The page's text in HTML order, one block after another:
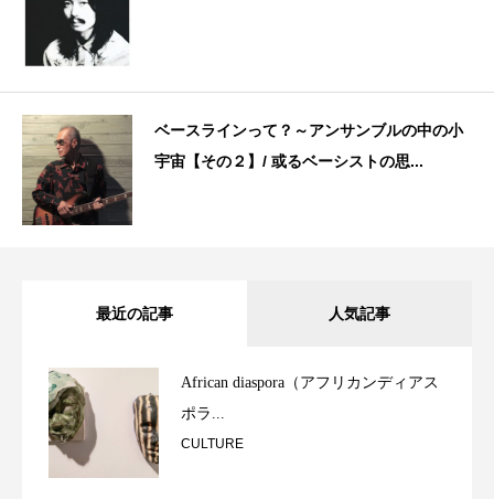
ベースラインって？～アンサンブルの中の小
宇宙【その２】/ 或るベーシストの思...
最近の記事 人気記事
African diaspora（アフリカンディアス
ポラ...
CULTURE